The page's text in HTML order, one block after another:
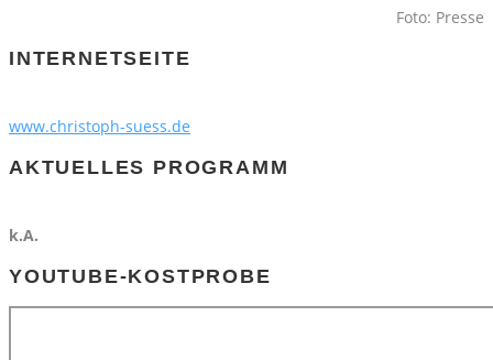
Foto: Presse
INTERNETSEITE
www.christoph-suess.de
AKTUELLES PROGRAMM
k.A.
YOUTUBE-KOSTPROBE